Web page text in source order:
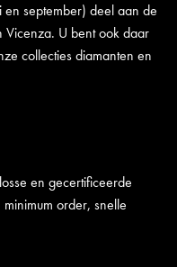
september) deel aan de
U bent ook daar
collecties diamanten en
en gecertificeerde
order, snelle